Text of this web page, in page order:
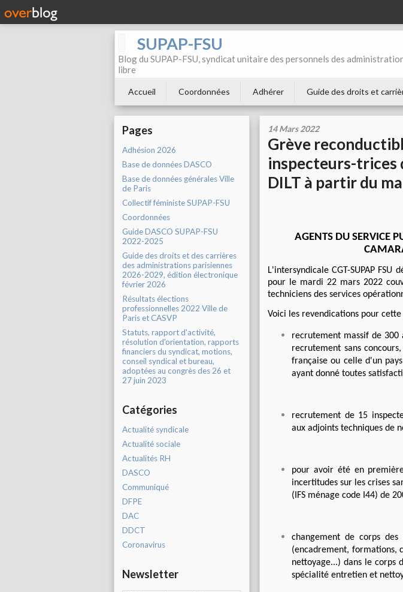
SUPAP-FSU
Blog du SUPAP-FSU, syndicat unitaire des personnels des
libre
Accueil Coordonnées Adhérer Guide des droits et
Pages
Adhésion 2026
Base de données DASCO
Base de données générales Ville
de Paris
Collectif féministe SUPAP-FSU
Coordonnées
Guide DASCO SUPAP-FSU
2022-2025
Guide des droits et des carrières
des administrations parisiennes
2026-2029, édition électronique
février 2026
Résultats élections
professionnelles 2022 Ville de
Paris et CASVP
Statuts, rapport d'activité,
résolution d'orientation, rapports
financiers du syndicat, motions,
conseil syndical et bureau,
adoptées au congrès des 26 et
27 juin 2023
Catégories
Actualité syndicale
Actualité sociale
Actualités RH
DASCO
Communiqué
DFPE
DAC
DDCT
Coronavirus
Newsletter
14 Mars 2022
Grève
inspecteurs-trices
DILT à partir du
AGENTS DU SERVICE
L'intersyndicale CGT-SUPAP
pour le mardi 22 mars 2022
techniciens des services
Voici les revendications pour
recrutement massif de 300
recrutement sans
française ou celle d'un
ayant donné toutes
recrutement de 15
aux adjoints techniques de
pour avoir été en
incertitudes sur les crises
(IFS ménage code I44) de
changement de corps
(encadrement, formations,
nettoyage...) dans le corps
spécialité entretien et